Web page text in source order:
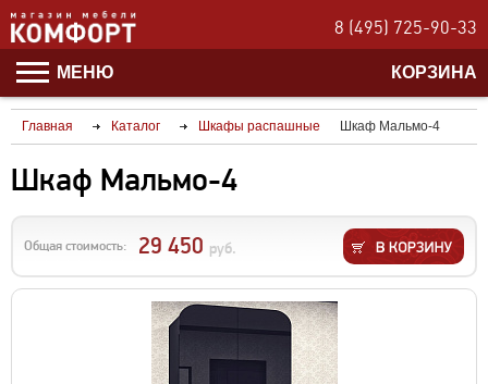
8 (495) 725-90-33
МЕНЮ КОРЗИНА
Главная Каталог Шкафы распашные Шкаф Мальмо-4
Шкаф Мальмо-4
Общая стоимость: 29 450 руб.